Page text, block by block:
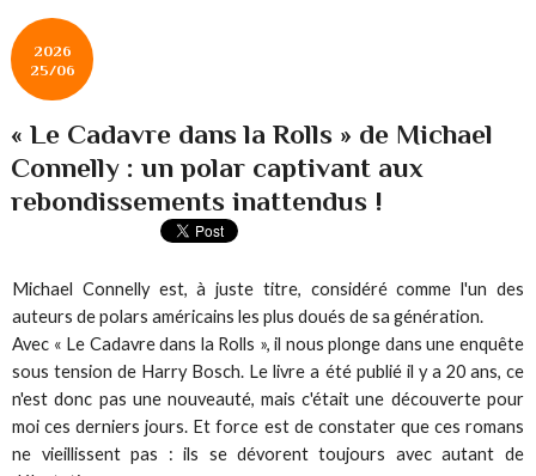
2026
25/06
« Le Cadavre dans la Rolls » de Michael
Connelly : un polar captivant aux
rebondissements inattendus !
Michael Connelly est, à juste titre, considéré comme l'un des
auteurs de polars américains les plus doués de sa génération.
Avec « Le Cadavre dans la Rolls », il nous plonge dans une enquête
sous tension de Harry Bosch. Le livre a été publié il y a 20 ans, ce
n'est donc pas une nouveauté, mais c'était une découverte pour
moi ces derniers jours. Et force est de constater que ces romans
ne vieillissent pas : ils se dévorent toujours avec autant de